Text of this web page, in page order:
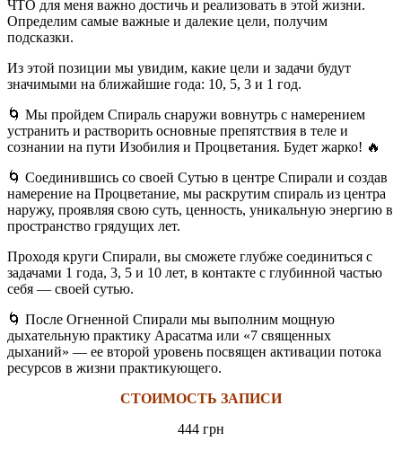
ЧТО для меня важно достичь и реализовать в этой жизни.
Определим самые важные и далекие цели, получим
подсказки.
Из этой позиции мы увидим, какие цели и задачи будут
значимыми на ближайшие года: 10, 5, 3 и 1 год.
🌀 Мы пройдем Спираль снаружи вовнутрь с намерением
устранить и растворить основные препятствия в теле и
сознании на пути Изобилия и Процветания. Будет жарко! 🔥
🌀 Соединившись со своей Сутью в центре Спирали и создав
намерение на Процветание, мы раскрутим спираль из центра
наружу, проявляя свою суть, ценность, уникальную энергию в
пространство грядущих лет.
Проходя круги Спирали, вы сможете глубже соединиться с
задачами 1 года, 3, 5 и 10 лет, в контакте с глубинной частью
себя — своей сутью.
🌀 После Огненной Спирали мы выполним мощную
дыхательную практику Арасатма или «7 священных
дыханий» — ее второй уровень посвящен активации потока
ресурсов в жизни практикующего.
СТОИМОСТЬ ЗАПИСИ
444 грн